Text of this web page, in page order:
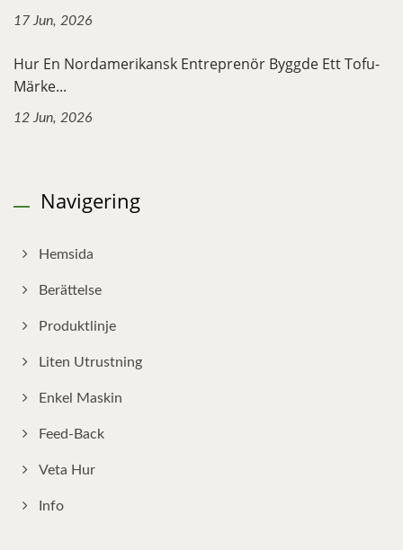
17 Jun, 2026
Hur En Nordamerikansk Entreprenör Byggde Ett Tofu-
Märke...
12 Jun, 2026
Navigering
Hemsida
Berättelse
Produktlinje
Liten Utrustning
Enkel Maskin
Feed-Back
Veta Hur
Info